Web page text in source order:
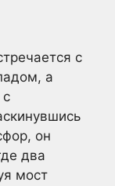
с
а
он
два
мост